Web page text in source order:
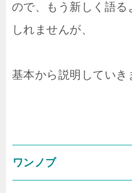
ので、もう新しく語る
しれませんが、
基本から説明していき
ワンノブ